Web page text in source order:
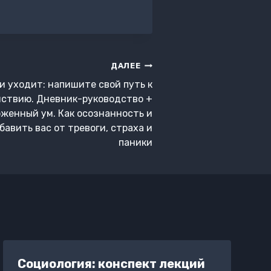
ДАЛЕЕ
уходит: напишите свой путь к
Дневник-руководство +
ум. Как осознанность и
вас от тревоги, страха и
паники
Социология: конспект лекций